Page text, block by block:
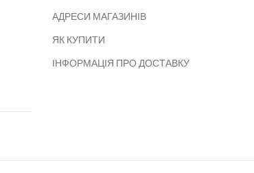
АДРЕСИ МАГАЗИНІВ
ЯК КУПИТИ
ІНФОРМАЦІЯ ПРО ДОСТАВКУ